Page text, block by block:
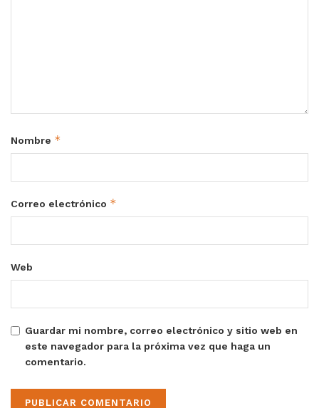
Nombre *
Correo electrónico *
Web
Guardar mi nombre, correo electrónico y sitio web en
este navegador para la próxima vez que haga un
comentario.